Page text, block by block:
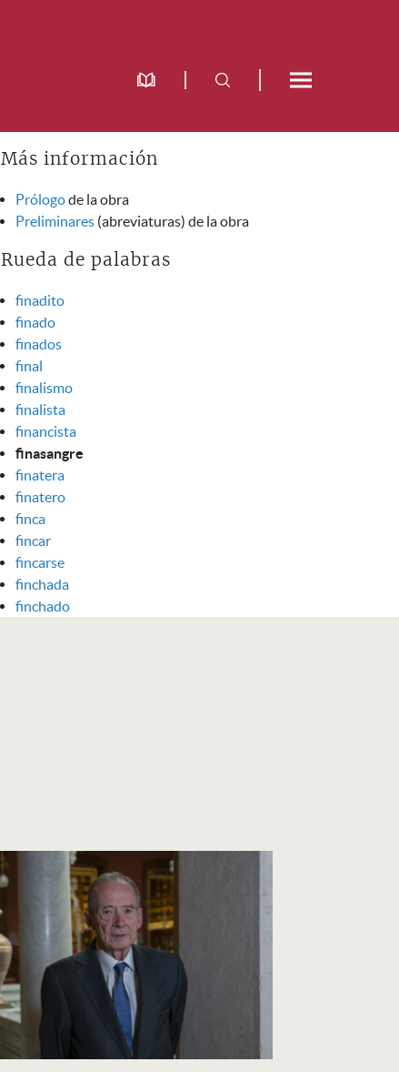
Más información
Prólogode la obra
Preliminares (abreviaturas) de la obra
Rueda de palabras
finadito
finado
finados
final
finalismo
finalista
financista
finasangre
finatera
finatero
finca
fincar
fincarse
finchada
finchado